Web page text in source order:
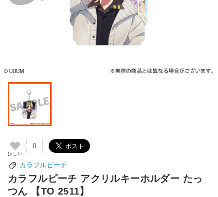
0
カラフルピーチ
カラフルピーチ アクリルキーホルダー たっ
つん 【TO 2511】